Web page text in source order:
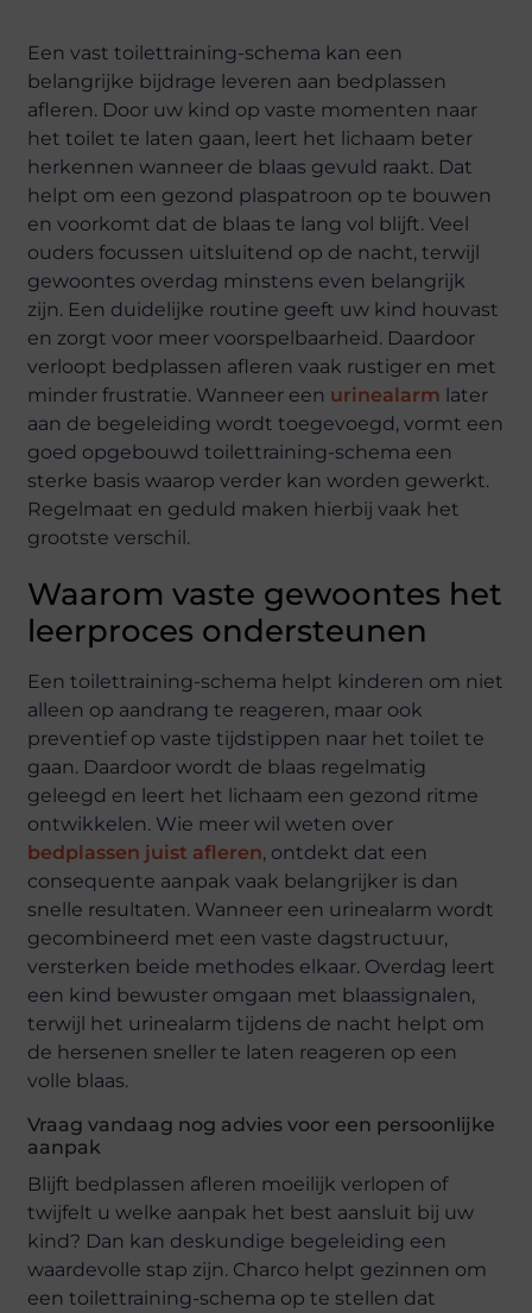
Een vast toilettraining-schema kan een
belangrijke bijdrage leveren aan bedplassen
afleren. Door uw kind op vaste momenten naar
het toilet te laten gaan, leert het lichaam beter
herkennen wanneer de blaas gevuld raakt. Dat
helpt om een gezond plaspatroon op te bouwen
en voorkomt dat de blaas te lang vol blijft. Veel
ouders focussen uitsluitend op de nacht, terwijl
gewoontes overdag minstens even belangrijk
zijn. Een duidelijke routine geeft uw kind houvast
en zorgt voor meer voorspelbaarheid. Daardoor
verloopt bedplassen afleren vaak rustiger en met
minder frustratie. Wanneer een urinealarm later
aan de begeleiding wordt toegevoegd, vormt een
goed opgebouwd toilettraining-schema een
sterke basis waarop verder kan worden gewerkt.
Regelmaat en geduld maken hierbij vaak het
grootste verschil.
Waarom vaste gewoontes het
leerproces ondersteunen
Een toilettraining-schema helpt kinderen om niet
alleen op aandrang te reageren, maar ook
preventief op vaste tijdstippen naar het toilet te
gaan. Daardoor wordt de blaas regelmatig
geleegd en leert het lichaam een gezond ritme
ontwikkelen. Wie meer wil weten over
bedplassen juist afleren, ontdekt dat een
consequente aanpak vaak belangrijker is dan
snelle resultaten. Wanneer een urinealarm wordt
gecombineerd met een vaste dagstructuur,
versterken beide methodes elkaar. Overdag leert
een kind bewuster omgaan met blaassignalen,
terwijl het urinealarm tijdens de nacht helpt om
de hersenen sneller te laten reageren op een
volle blaas.
Vraag vandaag nog advies voor een persoonlijke
aanpak
Blijft bedplassen afleren moeilijk verlopen of
twijfelt u welke aanpak het best aansluit bij uw
kind? Dan kan deskundige begeleiding een
waardevolle stap zijn. Charco helpt gezinnen om
een toilettraining-schema op te stellen dat